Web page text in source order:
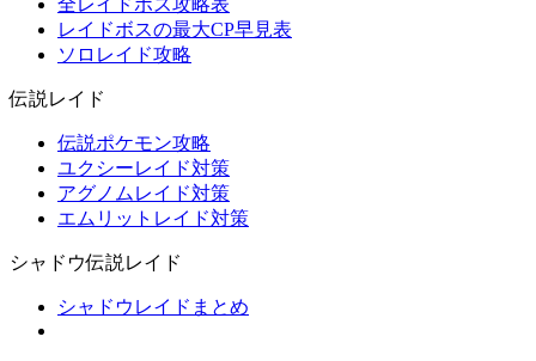
全レイドボス攻略表
レイドボスの最大CP早見表
ソロレイド攻略
伝説レイド
伝説ポケモン攻略
ユクシーレイド対策
アグノムレイド対策
エムリットレイド対策
シャドウ伝説レイド
シャドウレイドまとめ